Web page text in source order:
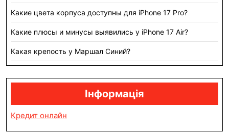
Какие цвета корпуса доступны для iPhone 17 Pro?
Какие плюсы и минусы выявились у iPhone 17 Air?
Какая крепость у Маршал Синий?
Інформація
Кредит онлайн